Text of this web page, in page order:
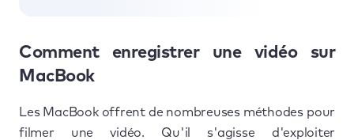
Comment enregistrer une vidéo sur
MacBook
Les MacBook offrent de nombreuses méthodes pour
filmer une vidéo. Qu'il s'agisse d'exploiter